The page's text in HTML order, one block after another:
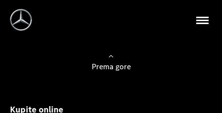
Prema gore
Kupite online